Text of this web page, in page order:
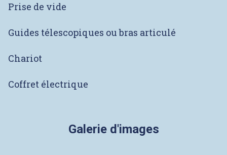
Prise de vide
Guides télescopiques ou bras articulé
Chariot
Coffret électrique
Galerie d'images